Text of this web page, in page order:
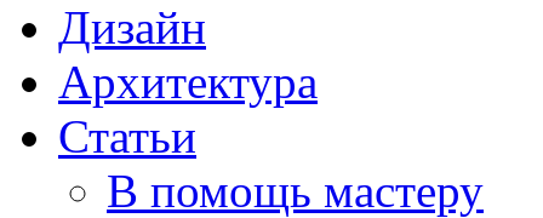
Дизайн
Архитектура
Статьи
В помощь мастеру